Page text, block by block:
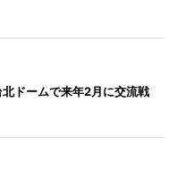
ドームで来年2月に交流戦